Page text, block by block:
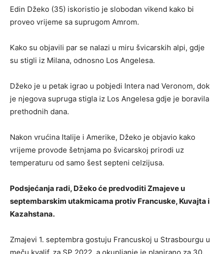
Edin Džeko (35) iskoristio je slobodan vikend kako bi
proveo vrijeme sa suprugom Amrom.
Kako su objavili par se nalazi u miru švicarskih alpi, gdje
su stigli iz Milana, odnosno Los Angelesa.
Džeko je u petak igrao u pobjedi Intera nad Veronom, dok
je njegova supruga stigla iz Los Angelesa gdje je boravila
prethodnih dana.
Nakon vrućina Italije i Amerike, Džeko je objavio kako
vrijeme provode šetnjama po švicarskoj prirodi uz
temperaturu od samo šest septeni celzijusa.
Podsjećanja radi, Džeko će predvoditi Zmajeve u
septembarskim utakmicama protiv Francuske, Kuvajta i
Kazahstana.
Zmajevi 1. septembra gostuju Francuskoj u Strasbourgu u
meču kvalif. za SP 2022, a okupljanje je planirano za 30.